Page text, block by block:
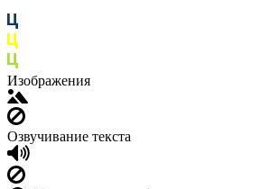
Изображения
Озвучивание текста